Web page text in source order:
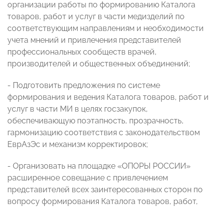
организации работы по формированию Каталога
товаров, работ и услуг в части медизделий по
соответствующим направлениям и необходимости
учета мнений и привлечения представителей
профессиональных сообществ врачей,
производителей и общественных объединений;
- Подготовить предложения по системе
формирования и ведения Каталога товаров, работ и
услуг в части МИ в целях госзакупок,
обеспечивающую поэтапность, прозрачность,
гармонизацию соответствия с законодательством
ЕврАзЭс и механизм корректировок;
- Организовать на площадке «ОПОРЫ РОССИИ»
расширенное совещание с привлечением
представителей всех заинтересованных сторон по
вопросу формирования Каталога товаров, работ,